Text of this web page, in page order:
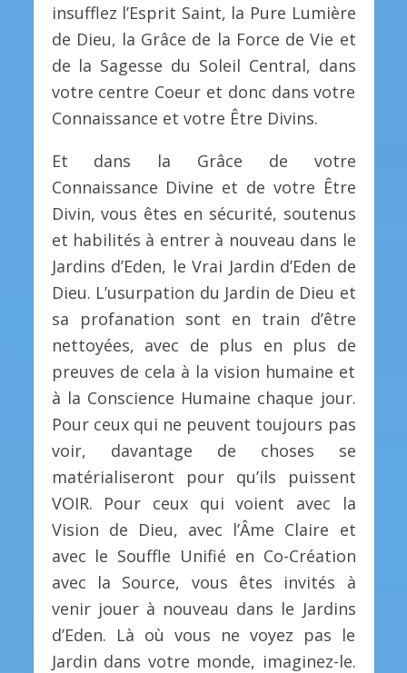
insufflez l’Esprit Saint, la Pure Lumière
de Dieu, la Grâce de la Force de Vie et
de la Sagesse du Soleil Central, dans
votre centre Coeur et donc dans votre
Connaissance et votre Être Divins.
Et dans la Grâce de votre
Connaissance Divine et de votre Être
Divin, vous êtes en sécurité, soutenus
et habilités à entrer à nouveau dans le
Jardins d’Eden, le Vrai Jardin d’Eden de
Dieu. L’usurpation du Jardin de Dieu et
sa profanation sont en train d’être
nettoyées, avec de plus en plus de
preuves de cela à la vision humaine et
à la Conscience Humaine chaque jour.
Pour ceux qui ne peuvent toujours pas
voir, davantage de choses se
matérialiseront pour qu’ils puissent
VOIR. Pour ceux qui voient avec la
Vision de Dieu, avec l’Âme Claire et
avec le Souffle Unifié en Co-Création
avec la Source, vous êtes invités à
venir jouer à nouveau dans le Jardins
d’Eden. Là où vous ne voyez pas le
Jardin dans votre monde, imaginez-le.